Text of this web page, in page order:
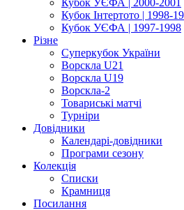
Кубок УЄФА | 2000-2001
Кубок Інтертото | 1998-
Кубок УЄФА | 1997-1998
Різне
Суперкубок України
Ворскла U21
Ворскла U19
Ворскла-2
Товариські матчі
Турніри
Довідники
Календарі-довідники
Програми сезону
Колекція
Списки
Крамниця
Посилання